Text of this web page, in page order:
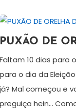
de
agosto
2024
Redação
PUXÃO DE
Faltam 10 dias para
para o dia da
já? Mal começou e
preguiça hein…